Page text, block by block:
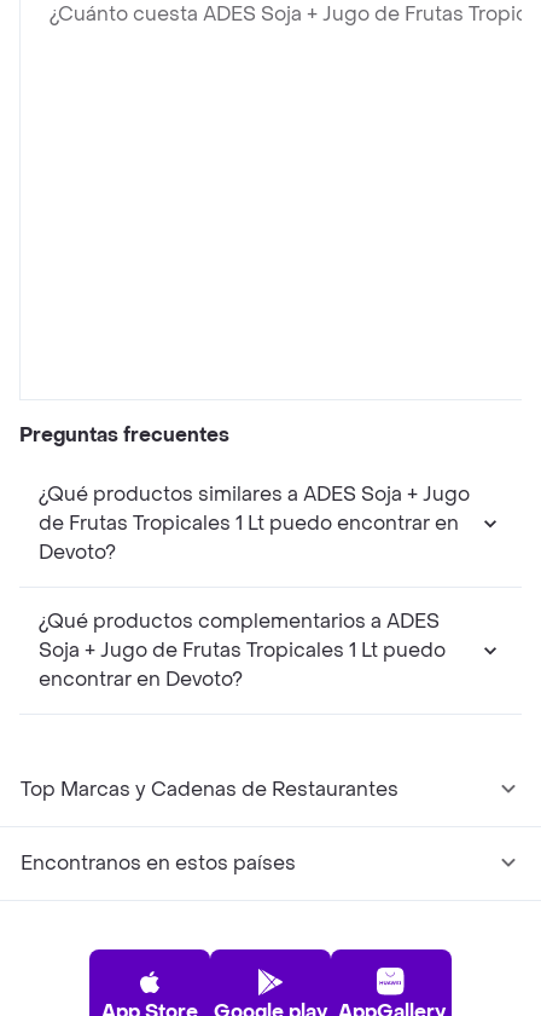
¿Cuánto cuesta ADES Soja + Jugo de Frutas
Preguntas frecuentes
¿Qué productos similares a ADES Soja + Jugo
de Frutas Tropicales 1 Lt puedo encontrar en
Devoto?
¿Qué productos complementarios a ADES
Soja + Jugo de Frutas Tropicales 1 Lt puedo
encontrar en Devoto?
Top Marcas y Cadenas de Restaurantes
Encontranos en estos países